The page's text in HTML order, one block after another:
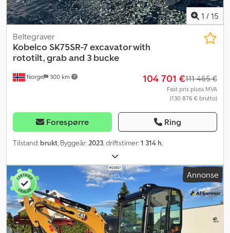
1 / 15
Norge 300 km
Beltegraver
Kobelco SK75SR-7 excavator with
rototilt, grab and 3 bucke
104 701 €111 465 €
Fast pris pluss MVA
(130 876 € brutto)
Forespørre Ring
Tilstand: brukt, Byggeår:2023, driftstimer:1 314 h,
Annonse